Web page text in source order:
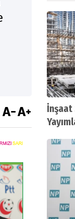
İnşaat